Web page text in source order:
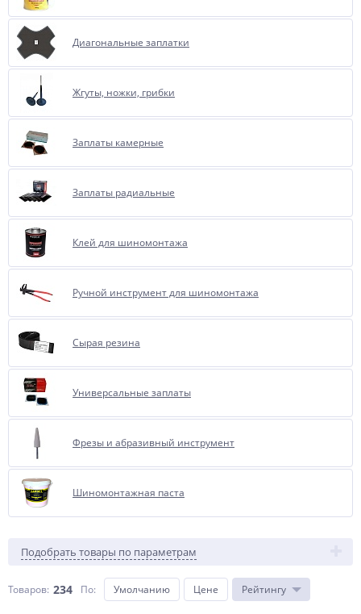
Диагональные заплатки
Жгуты, ножки, грибки
Заплаты камерные
Заплаты радиальные
Клей для шиномонтажа
Ручной инструмент для шиномонтажа
Сырая резина
Универсальные заплаты
Фрезы и абразивный инструмент
Шиномонтажная паста
Подобрать товары по параметрам
Товаров: 234 По: Умолчанию Цене Рейтингу